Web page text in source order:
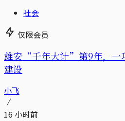
社会
仅限会员
雄安“千年大计”第9年，一
建设
小飞
16 小时前